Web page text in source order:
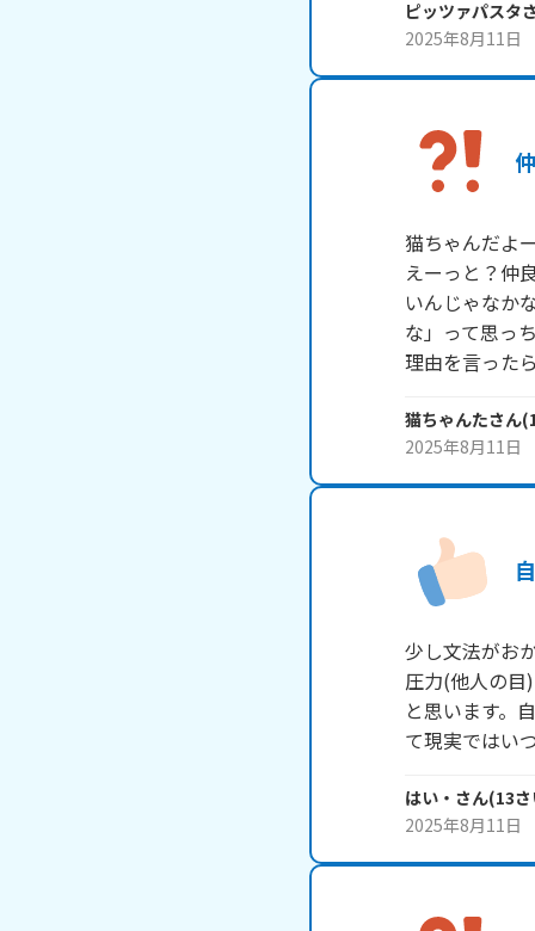
ピッツァパスタ
2025年8月11日
猫ちゃんだよ
えーっと？仲
いんじゃなか
な」って思っ
理由を言った
猫ちゃんたさん(
2025年8月11日
少し文法がお
圧力(他人の目
と思います。
て現実ではい
はい・ さん(13
2025年8月11日